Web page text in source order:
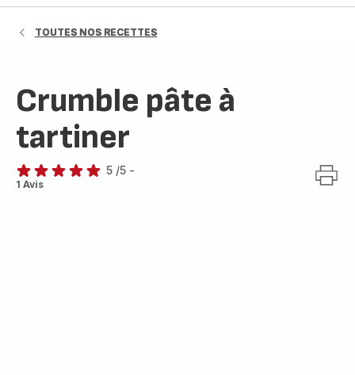
TOUTES NOS RECETTES
Crumble pâte à
tartiner
Avis
5 /5 -
1 Avis